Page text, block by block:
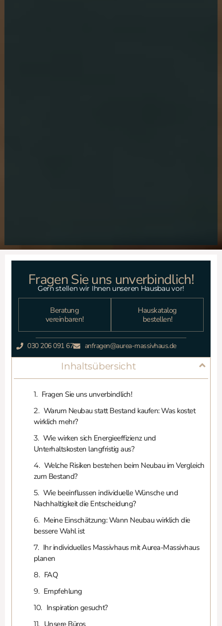
Fragen Sie uns unverbindlich!
Gern stellen wir Ihnen unseren Hausbau vor!
Beratung
vereinbaren!
Hauskatalog
bestellen!
030 206 091 67 anfragen@aurea-massivhaus.de
Inhaltsübersicht
Fragen Sie uns unverbindlich!
Warum Neubau statt Bestand kaufen: Was kostet
wirklich mehr?
Wie wirken sich Energieeffizienz und
Unterhaltskosten langfristig aus?
Welche Risiken bestehen beim Neubau im Vergleich
zum Bestand?
Wie beeinflussen individuelle Wünsche und
Nachhaltigkeit die Entscheidung?
Meine Einschätzung: Wann Neubau wirklich die
bessere Wahl ist
Ihr individuelles Massivhaus mit Aurea-Massivhaus
planen
FAQ
Empfehlung
Inspiration gesucht?